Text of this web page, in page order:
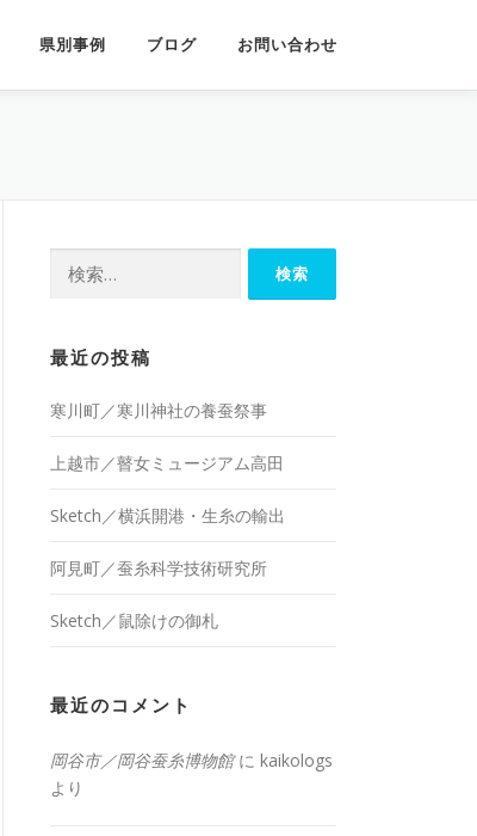
県別事例 ブログ お問い合わせ
最近の投稿
寒川町／寒川神社の養蚕祭事
上越市／瞽女ミュージアム高田
Sketch／横浜開港・生糸の輸出
阿見町／蚕糸科学技術研究所
Sketch／鼠除けの御札
最近のコメント
岡谷市／岡谷蚕糸博物館に kaikologs
より